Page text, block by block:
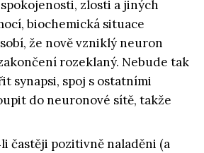
zlosti a jiných
biochemická situace
že nově vzniklý neuron
rozeklaný. Nebude tak
synapsi, spoj s ostatními
do neuronové sítě, takže
častěji pozitivně naladěni (a